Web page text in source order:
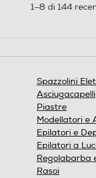
1–8 di 144
Spazzolini
Asciugacapelli
Piastre
Modellatori e
Epilatori e
Epilatori a
Regolabarba
Rasoi